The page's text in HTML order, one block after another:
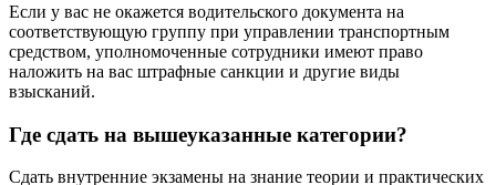
Если у вас не окажется водительского документа на
соответствующую группу при управлении транспортным
средством, уполномоченные сотрудники имеют право
наложить на вас штрафные санкции и другие виды
взысканий.
Где сдать на вышеуказанные категории?
Сдать внутренние экзамены на знание теории и практических